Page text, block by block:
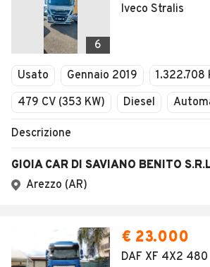
6
Iveco Stralis
Usato Gennaio 2019
1.322.708
479 CV (353 KW)
Diesel
Descrizione
GIOIA CAR DI SAVIANO BENITO
Arezzo (AR)
€ 23.000
DAF XF 4X2 480